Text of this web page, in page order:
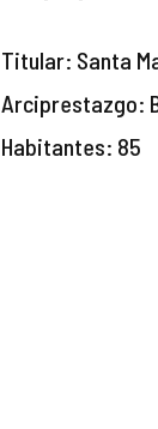
Titular: Santa
Arciprestazgo:
Habitantes: 85